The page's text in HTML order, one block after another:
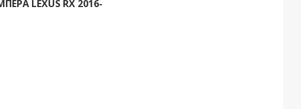
LEXUS RX 2016-